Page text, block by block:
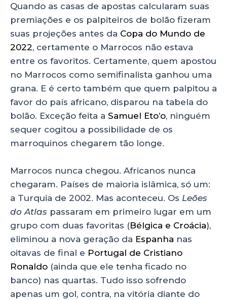
a
ts
A
p
p
c
e
b
o
o
k
k
e
dI
n
a
re
Quando as casas de apostas calcularam suas
premiações e os palpiteiros de bolão fizeram
suas projeções antes da Copa do Mundo de
2022, certamente o Marrocos não estava
entre os favoritos. Certamente, quem apostou
no Marrocos como semifinalista ganhou uma
grana. E é certo também que quem palpitou a
favor do país africano, disparou na tabela do
bolão. Exceção feita a Samuel Eto’o, ninguém
sequer cogitou a possibilidade de os
marroquinos chegarem tão longe.
Marrocos nunca chegou. Africanos nunca
chegaram. Países de maioria islâmica, só um:
a Turquia de 2002. Mas aconteceu. Os Leões
do Atlas passaram em primeiro lugar em um
grupo com duas favoritas (Bélgica e Croácia),
eliminou a nova geração da Espanha nas
oitavas de final e Portugal de Cristiano
Ronaldo (ainda que ele tenha ficado no
banco) nas quartas. Tudo isso sofrendo
apenas um gol, contra, na vitória diante do